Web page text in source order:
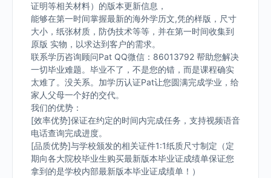
证明等相关材料）的版本更新信息，
能够在第一时间掌握最新的海外学历文,凭的样版，尺寸
大小，纸张材质，防伪技术等等，并在第一时间收集到
原版 实物，以求达到客户的需求。
联系学历咨询顾问Pat QQ微信：86013792 帮助您解决
一切毕业难题。毕业不了，不是您的错，而是课程确实
太难了。没关系。加学历认证Pat让您圆满完成学业，给
家人父母一个好的交代。
我们的优势：
[效率优势]保证在约定的时间内完成任务，支持视频语音
电话查询完成进度。
[品质优势]与学校颁发的相关证件1:1纸质尺寸制定（定
期向各大院校毕业生购买最新版本毕业证成绩单保证您
拿到的是学校内部最新版本毕业证成绩单！）